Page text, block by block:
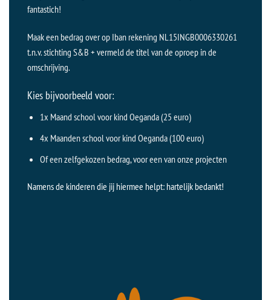
fantastich!
Maak een bedrag over op Iban rekening NL15INGB0006330261
t.n.v. stichting S&B + vermeld de titel van de oproep in de
omschrijving.
Kies bijvoorbeeld voor:
1x Maand school voor kind Oeganda (25 euro)
4x Maanden school voor kind Oeganda (100 euro)
Of een zelfgekozen bedrag, voor een van onze projecten
Namens de kinderen die jij hiermee helpt: hartelijk bedankt!